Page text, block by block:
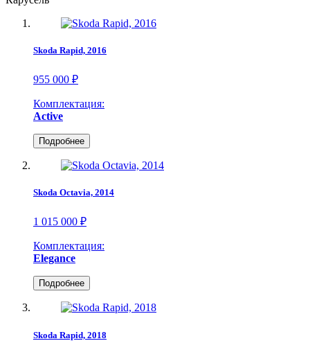
Skoda Rapid, 2016
955 000 ₽
Комплектация:
Active
Подробнее
Skoda Octavia, 2014
1 015 000 ₽
Комплектация:
Elegance
Подробнее
Skoda Rapid, 2018